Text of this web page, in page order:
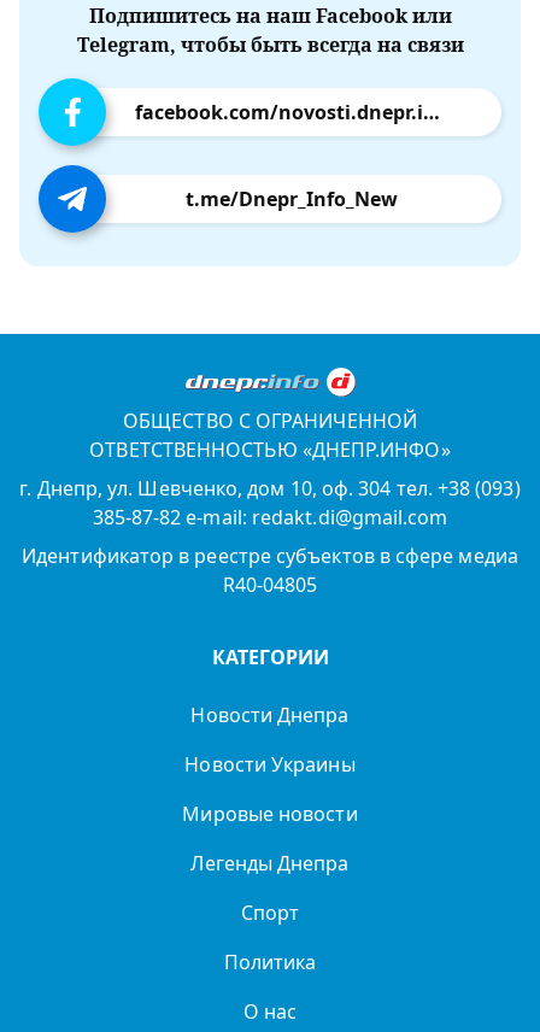
Подпишитесь на наш Facebook или
Telegram, чтобы быть всегда на связи
facebook.com/novosti.dnepr.info
t.me/Dnepr_Info_New
ОБЩЕСТВО С ОГРАНИЧЕННОЙ
ОТВЕТСТВЕННОСТЬЮ «ДНЕПР.ИНФО»
г. Днепр, ул. Шевченко, дом 10, оф. 304 тел. +38 (093)
385-87-82 e-mail: redakt.di@gmail.com
Идентификатор в реестре субъектов в сфере медиа
R40-04805
КАТЕГОРИИ
Новости Днепра
Новости Украины
Мировые новости
Легенды Днепра
Спорт
Политика
О нас